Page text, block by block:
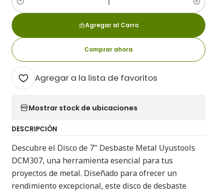
Cantidad
Agregar al Carro
Comprar ahora
Agregar a la lista de favoritos
Mostrar stock de ubicaciones
DESCRIPCIÓN
Descubre el Disco de 7" Desbaste Metal Uyustools
DCM307, una herramienta esencial para tus
proyectos de metal. Diseñado para ofrecer un
rendimiento excepcional, este disco de desbaste